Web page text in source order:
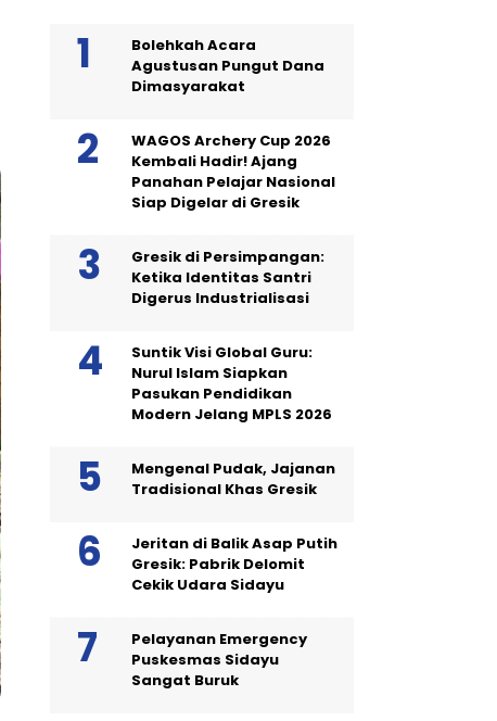
Bolehkah Acara
Agustusan Pungut Dana
Dimasyarakat
WAGOS Archery Cup 2026
Kembali Hadir! Ajang
Panahan Pelajar Nasional
Siap Digelar di Gresik
Gresik di Persimpangan:
Ketika Identitas Santri
Digerus Industrialisasi
Suntik Visi Global Guru:
Nurul Islam Siapkan
Pasukan Pendidikan
Modern Jelang MPLS 2026
Mengenal Pudak, Jajanan
Tradisional Khas Gresik
Jeritan di Balik Asap Putih
Gresik: Pabrik Delomit
Cekik Udara Sidayu
Pelayanan Emergency
Puskesmas Sidayu
Sangat Buruk